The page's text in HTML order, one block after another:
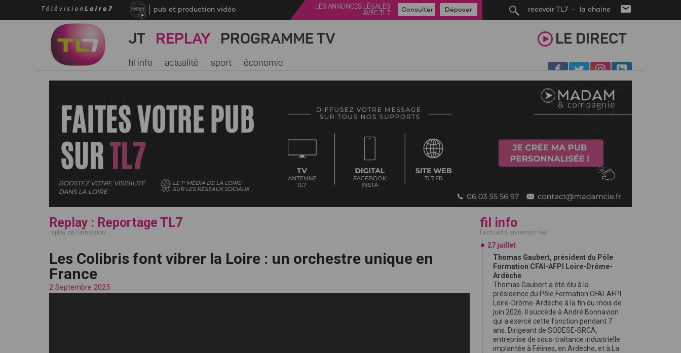
recevoir TL7 - la chaine
pub et production vidéo
LES ANNONCES LÉGALES
AVEC TL7
Consulter Déposer
JT REPLAY PROGRAMME TV LE DIRECT
fil info actualité sport économie
Replay : Reportage TL7
replay de l'émission
Les Colibris font vibrer la Loire : un orchestre unique en
France
2 Septembre 2025
fil info
l'actualité en temps réel
27 juillet
Thomas Gaubert, président du Pôle
Formation CFAI-AFPI Loire-Drôme-
Ardèche
Thomas Gaubert a été élu à la
présidence du Pôle Formation CFAI-AFPI
Loire-Drôme-Ardèche à la fin du mois de
juin 2026. Il succède à André Bonnavion
qui a exercé cette fonction pendant 7
ans. Dirigeant de SODESE-SRCA,
entreprise de sous-traitance industrielle
implantée à Félines, en Ardèche, et à La